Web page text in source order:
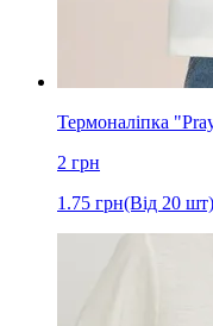
Термоналіпка
2 грн
1.75 грн(Від 20 шт)